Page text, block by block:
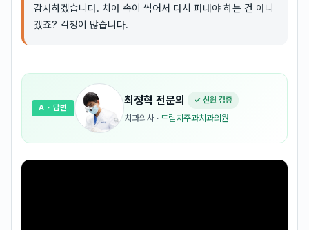
감사하겠습니다. 치아 속이 썩어서 다시 파내야 하는 건 아니
겠죠? 걱정이 많습니다.
최정혁 전문의 ✓ 신원 검증
치과의사 · 드림치주과치과의원
A · 답변